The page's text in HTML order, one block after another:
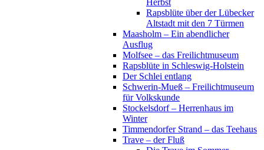
Herbst
Rapsblüte über der Lübecker
Altstadt mit den 7 Türmen
Maasholm – Ein abendlicher
Ausflug
Molfsee – das Freilichtmuseum
Rapsblüte in Schleswig-Holstein
Der Schlei entlang
Schwerin-Mueß – Freilichtmuseum
für Volkskunde
Stockelsdorf – Herrenhaus im
Winter
Timmendorfer Strand – das Teehaus
Trave – der Fluß